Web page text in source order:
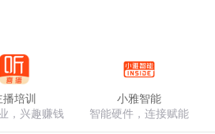
播培训
，兴趣赚钱
小雅智能
智能硬件，连接赋能